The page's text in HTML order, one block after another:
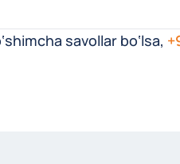
savollar bo‘lsa,